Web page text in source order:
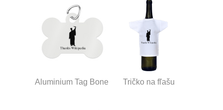
Aluminium Tag Bone Tričko na fľašu